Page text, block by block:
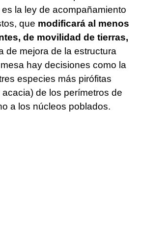
la ley de acompañamiento
que modificará al menos
de movilidad de tierras,
de mejora de la estructura
hay decisiones como la
especies más pirófitas
de los perímetros de
a los núcleos poblados.